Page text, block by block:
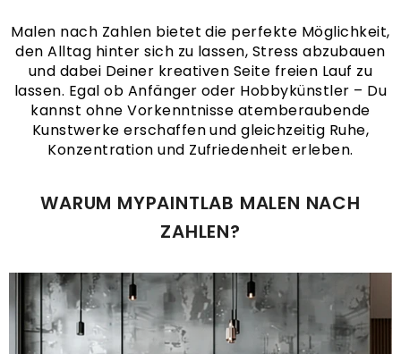
Malen nach Zahlen bietet die perfekte Möglichkeit,
den Alltag hinter sich zu lassen, Stress abzubauen
und dabei Deiner kreativen Seite freien Lauf zu
lassen. Egal ob Anfänger oder Hobbykünstler – Du
kannst ohne Vorkenntnisse atemberaubende
Kunstwerke erschaffen und gleichzeitig Ruhe,
Konzentration und Zufriedenheit erleben.
WARUM MYPAINTLAB MALEN NACH
ZAHLEN?